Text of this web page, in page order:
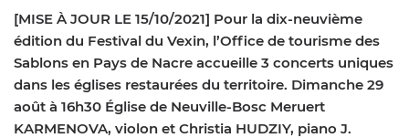
[MISE À JOUR LE 15/10/2021] Pour la dix-neuvième
édition du Festival du Vexin, l’Office de tourisme des
Sablons en Pays de Nacre accueille 3 concerts uniques
dans les églises restaurées du territoire. Dimanche 29
août à 16h30 Église de Neuville-Bosc Meruert
KARMENOVA, violon et Christia HUDZIY, piano J.